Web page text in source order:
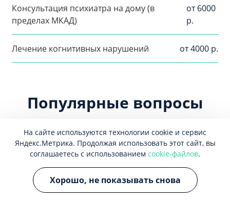
Консультация психиатра на дому (в
пределах МКАД)
от 6000
р.
Лечение когнитивных нарушений от 4000 р.
Популярные вопросы
Как понять, что у тебя когнитивное
нарушение?
Как лечат когнитивные нарушения?
На сайте используются технологии cookie и сервис
Яндекс.Метрика. Продолжая использовать этот сайт, вы
соглашаетесь с использованием cookie-файлов.
Хорошо, не показывать снова